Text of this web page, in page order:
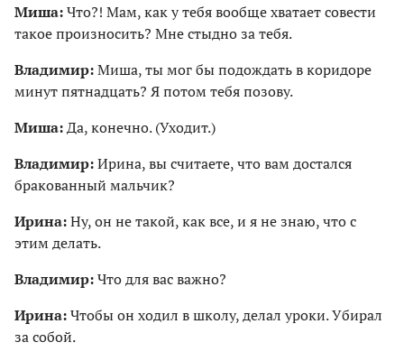
Миша:Что?! Мам, как у тебя вообще хватает совести
такое произносить? Мне стыдно за тебя.
Владимир:Миша, ты мог бы подождать в коридоре
минут пятнадцать? Я потом тебя позову.
Миша:Да, конечно. (Уходит.)
Владимир:Ирина, вы считаете, что вам достался
бракованный мальчик?
Ирина:Ну, он не такой, как все, и я не знаю, что с
этим делать.
Владимир:Что для вас важно?
Ирина:Чтобы он ходил в школу, делал уроки. Убирал
за собой.